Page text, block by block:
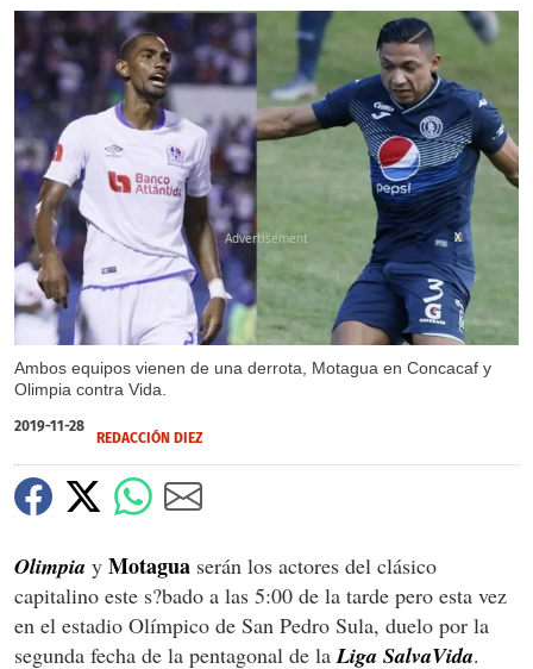
Ambos equipos vienen de una derrota, Motagua en Concacaf y
Olimpia contra Vida.
X
2019-11-28
REDACCIÓN DIEZ
Olimpia y Motagua serán los actores del clásico
capitalino este s?bado a las 5:00 de la tarde pero esta vez
en el estadio Olímpico de San Pedro Sula, duelo por la
segunda fecha de la pentagonal de laLiga SalvaVida.